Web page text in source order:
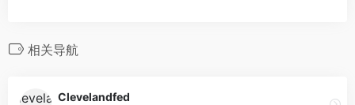
相关导航
Clevelandfed